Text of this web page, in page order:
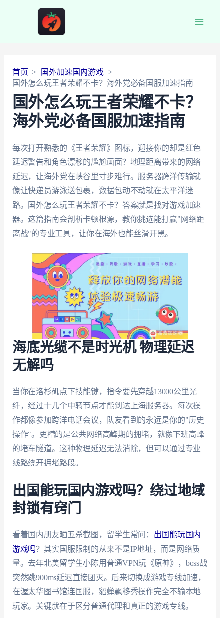
首页
国外加速国内游戏
国外怎么玩王者荣耀不卡？海外党必备国服加速指南
国外怎么玩王者荣耀不卡？
海外党必备国服加速指南
每次打开熟悉的《王者荣耀》图标，迎接你的却是红色
延迟警告和角色漂移的尴尬画面？地理距离带来的网络
延迟，让海外党在峡谷里寸步难行。服务器跨洋传输就
像让快递员游泳送包裹，数据包动不动就在太平洋迷
路。国外怎么玩王者荣耀不卡？答案就是找对游戏加速
器。这篇指南会剖析卡顿根源，教你挑选能打赢"网络距
离战"的专业工具，让你在海外也能丝滑开黑。
海底光缆不是时光机 物理延迟
无解吗
当你在洛杉矶点下技能键，指令要先穿越13000公里光
纤，经过十几个中转节点才能到达上海服务器。每次操
作都像参加跨洋电话会议，队友看到的永远是你的"历史
操作"。更糟的是公共网络高峰期的拥堵，就像下班高峰
的堵车隧道。这种物理延迟无法消除，但可以通过专业
线路绕开拥堵路段。
出国能玩国内游戏吗？绕过地域
封锁有窍门
看着国内朋友晒五杀截图，留学生常问： 出国能玩国内
游戏吗？其实国服限制的从来不是IP地址，而是网络质
量。去年北美留学生小陈用普通VPN玩《原神》，boss战
突然跳900ms延迟直接团灭。后来切换成游戏专线加速，
在渥太华图书馆连国服，貂蝉飘移秀操作完全不输本地
玩家。关键就在于区分普通代理和真正的游戏专线。